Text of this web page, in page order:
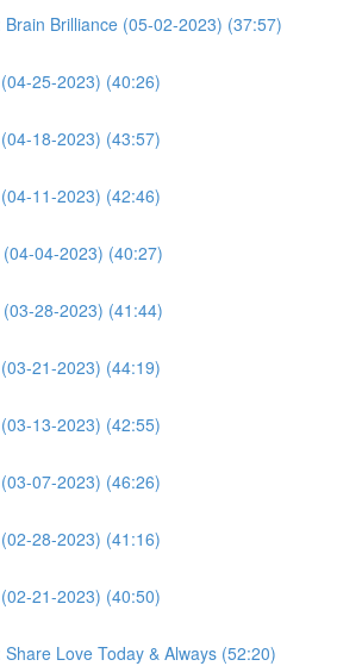
Brilliance (05-02-2023) (37:57)
25-2023) (40:26)
18-2023) (43:57)
11-2023) (42:46)
04-2023) (40:27)
28-2023) (41:44)
21-2023) (44:19)
13-2023) (42:55)
07-2023) (46:26)
28-2023) (41:16)
21-2023) (40:50)
Love Today & Always (52:20)